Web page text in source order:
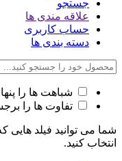
جستجو
علاقه مندی ها
حساب کاربری
دسته بندی ها
شباهت ها را
تفاوت ها را
شما می توانید فیلد هایی
انتخاب کنید.